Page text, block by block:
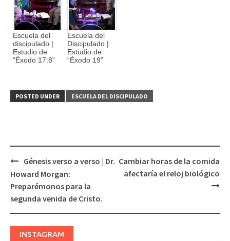
Escuela del
discipulado |
Estudio de
“Éxodo 17:8”
Escuela del
Discipulado |
Estudio de
“Éxodo 19”
POSTED UNDER ESCUELA DEL DISCIPULADO
Post
navigation
Génesis verso a verso | Dr.
Howard Morgan:
Preparémonos para la
segunda venida de Cristo.
Cambiar horas de la comida
afectaría el reloj biológico
INSTAGRAM